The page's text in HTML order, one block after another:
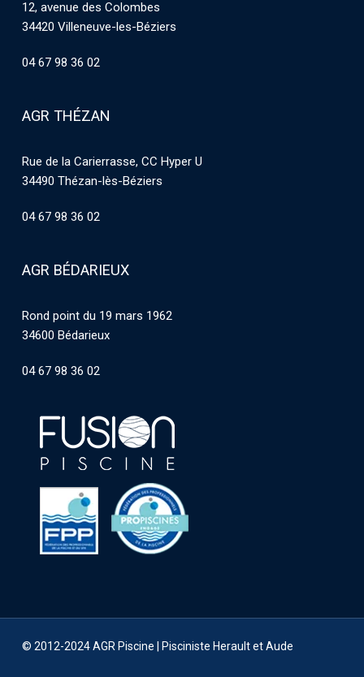
12, avenue des Colombes
34420 Villeneuve-les-Béziers
04 67 98 36 02
AGR THÉZAN
Rue de la Carierrasse, CC Hyper U
34490 Thézan-lès-Béziers
04 67 98 36 02
AGR BÉDARIEUX
Rond point du 19 mars 1962
34600 Bédarieux
04 67 98 36 02
© 2012-2024 AGR Piscine | Pisciniste Herault et Aude